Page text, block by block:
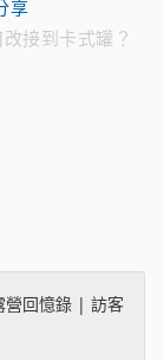
李小姐
享
接到卡式罐？
營回憶錄 | 訪客